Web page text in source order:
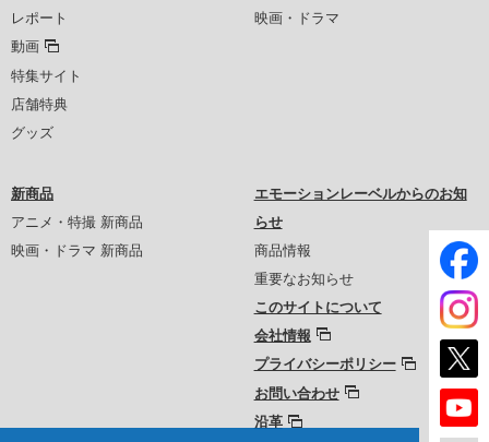
レポート
動画
特集サイト
店舗特典
グッズ
映画・ドラマ
新商品
アニメ・特撮 新商品
映画・ドラマ 新商品
エモーションレーベルからのお知
らせ
商品情報
重要なお知らせ
このサイトについて
会社情報
プライバシーポリシー
お問い合わせ
沿革